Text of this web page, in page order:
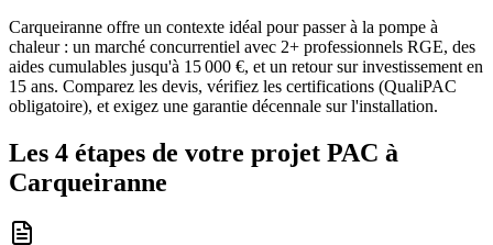
Carqueiranne offre un contexte idéal pour passer à la pompe à
chaleur : un marché concurrentiel avec 2+ professionnels RGE, des
aides cumulables jusqu'à 15 000 €, et un retour sur investissement en
15 ans. Comparez les devis, vérifiez les certifications (QualiPAC
obligatoire), et exigez une garantie décennale sur l'installation.
Les 4 étapes de votre projet PAC à
Carqueiranne